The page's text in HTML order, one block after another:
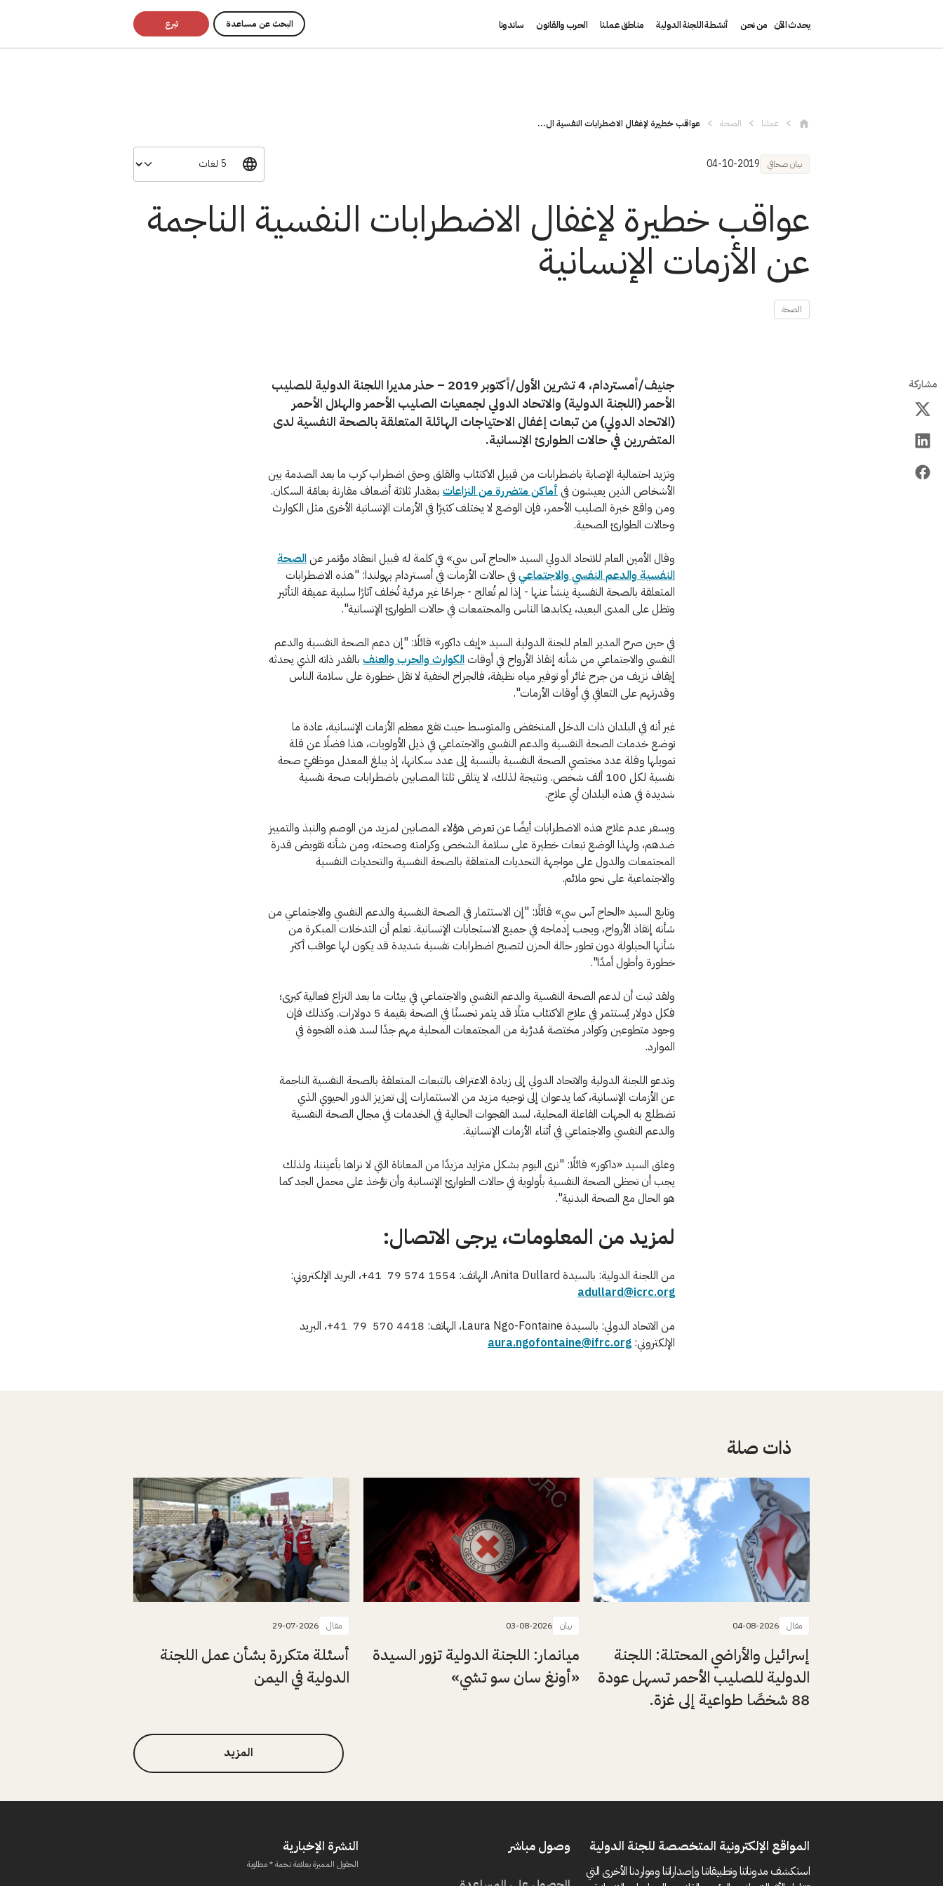
يحدث الآن من نحن أنشطة اللجنة الدولية مناطق عملنا الحرب والقانون ساندونا البحث عن مساعدة تبرع
عملنا الصحة عواقب خطيرة لإغفال الاضطرابات النفسية ال...
بيان صحافي 04-10-2019
عواقب خطيرة لإغفال الاضطرابات النفسية الناجمة
عن الأزمات الإنسانية
الصحة
مشاركة
جنيف/أمستردام، 4 تشرين الأول/أكتوبر 2019 – حذر مديرا اللجنة الدولية للصليب
الأحمر (اللجنة الدولية) والاتحاد الدولي لجمعيات الصليب الأحمر والهلال الأحمر
(الاتحاد الدولي) من تبعات إغفال الاحتياجات الهائلة المتعلقة بالصحة النفسية لدى
المتضررين في حالات الطوارئ الإنسانية.
وتزيد احتمالية الإصابة باضطرابات من قبيل الاكتئاب والقلق وحتى اضطراب كرب ما بعد الصدمة بين
الأشخاص الذين يعيشون في أماكن متضررة من النزاعات بمقدار ثلاثة أضعاف مقارنة بعامّة السكان.
ومن واقع خبرة الصليب الأحمر، فإن الوضع لا يختلف كثيرًا في الأزمات الإنسانية الأخرى مثل الكوارث
وحالات الطوارئ الصحية.
وقال الأمين العام للاتحاد الدولي السيد «الحاج آس سي» في كلمة له قبيل انعقاد مؤتمر عنالصحة
النفسية والدعم النفسي والاجتماعيفي حالات الأزمات في أمستردام بهولندا: "هذه الاضطرابات
المتعلقة بالصحة النفسية ينشأ عنها - إذا لم تُعالج - جراحًا غير مرئية تُخلف آثارًا سلبية عميقة التأثير
وتظل على المدى البعيد، يكابدها الناس والمجتمعات في حالات الطوارئ الإنسانية".
في حين صرح المدير العام للجنة الدولية السيد «إيف داكور» قائلًا: "إن دعم الصحة النفسية والدعم
النفسي والاجتماعي من شأنه إنقاذ الأرواح في أوقات الكوارث والحرب والعنف بالقدر ذاته الذي يحدثه
إيقاف نزيف من جرح غائر أو توفير مياه نظيفة، فالجراح الخفية لا تقل خطورة على سلامة الناس
وقدرتهم على التعافي في أوقات الأزمات".
غير أنه في البلدان ذات الدخل المنخفض والمتوسط حيث تقع معظم الأزمات الإنسانية، عادة ما
توضع خدمات الصحة النفسية والدعم النفسي والاجتماعي في ذيل الأولويات، هذا فضلًا عن قلة
تمويلها وقلة عدد مختصي الصحة النفسية بالنسبة إلى عدد سكانها، إذ يبلغ المعدل موظفيّ صحة
نفسية لكل 100 ألف شخص. ونتيجة لذلك، لا يتلقى ثلثا المصابين باضطرابات صحة نفسية
شديدة في هذه البلدان أي علاج.
ويسفر عدم علاج هذه الاضطرابات أيضًا عن تعرض هؤلاء المصابين لمزيد من الوصم والنبذ والتمييز
ضدهم، ولهذا الوضع تبعات خطيرة على سلامة الشخص وكرامته وصحته، ومن شأنه تقويض قدرة
المجتمعات والدول على مواجهة التحديات المتعلقة بالصحة النفسية والتحديات النفسية
والاجتماعية على نحو ملائم.
وتابع السيد «الحاج آس سي» قائلًا: "إن الاستثمار في الصحة النفسية والدعم النفسي والاجتماعي من
شأنه إنقاذ الأرواح، ويجب إدماجه في جميع الاستجابات الإنسانية. نعلم أن التدخلات المبكرة من
شأنها الحيلولة دون تطور حالة الحزن لتصبح اضطرابات نفسية شديدة قد يكون لها عواقب أكثر
خطورة وأطول أمدًا".
ولقد ثبت أن لدعم الصحة النفسية والدعم النفسي والاجتماعي في بيئات ما بعد النزاع فعالية كبرى؛
فكل دولار يُستثمر في علاج الاكتئاب مثلًا قد يثمر تحسنًا في الصحة بقيمة 5 دولارات. وكذلك فإن
وجود متطوعين وكوادر مختصة مُدرَّبة من المجتمعات المحلية مهم جدًا لسد هذه الفجوة في
الموارد.
وتدعو اللجنة الدولية والاتحاد الدولي إلى زيادة الاعتراف بالتبعات المتعلقة بالصحة النفسية الناجمة
عن الأزمات الإنسانية، كما يدعوان إلى توجيه مزيد من الاستثمارات إلى تعزيز الدور الحيوي الذي
تضطلع به الجهات الفاعلة المحلية، لسد الفجوات الحالية في الخدمات في مجال الصحة النفسية
والدعم النفسي والاجتماعي في أثناء الأزمات الإنسانية.
وعلق السيد «داكور» قائلًا: "نرى اليوم بشكل متزايد مزيدًا من المعاناة التي لا نراها بأعيننا، ولذلك
يجب أن تحظى الصحة النفسية بأولوية في حالات الطوارئ الإنسانية وأن تؤخذ على محمل الجد كما
هو الحال مع الصحة البدنية".
لمزيد من المعلومات، يرجى الاتصال:
من اللجنة الدولية: بالسيدة Anita Dullard، الهاتف: 1554 574 79 41+، البريد الإلكتروني:
adullard@icrc.org
من الاتحاد الدولي: بالسيدة Laura Ngo-Fontaine، الهاتف: 4418 570 79 41+، البريد
الإلكتروني: aura.ngofontaine@ifrc.org
ذات صلة
مقال 04-08-2026
إسرائيل والأراضي المحتلة: اللجنة
الدولية للصليب الأحمر تسهل عودة
88 شخصًا طواعية إلى غزة.
بيان 03-08-2026
ميانمار: اللجنة الدولية تزور السيدة
«أونغ سان سو تشي»
مقال 29-07-2026
أسئلة متكررة بشأن عمل اللجنة
الدولية في اليمن
المزيد
المواقع الإلكترونية المتخصصة للجنة الدولية
استكشف مدوناتنا وتطبيقاتنا وإصداراتنا ومواردنا الأخرى التي
وصول مباشر النشرة الإخبارية
الحقول المميزة بعلامة نجمة * مطلوبة